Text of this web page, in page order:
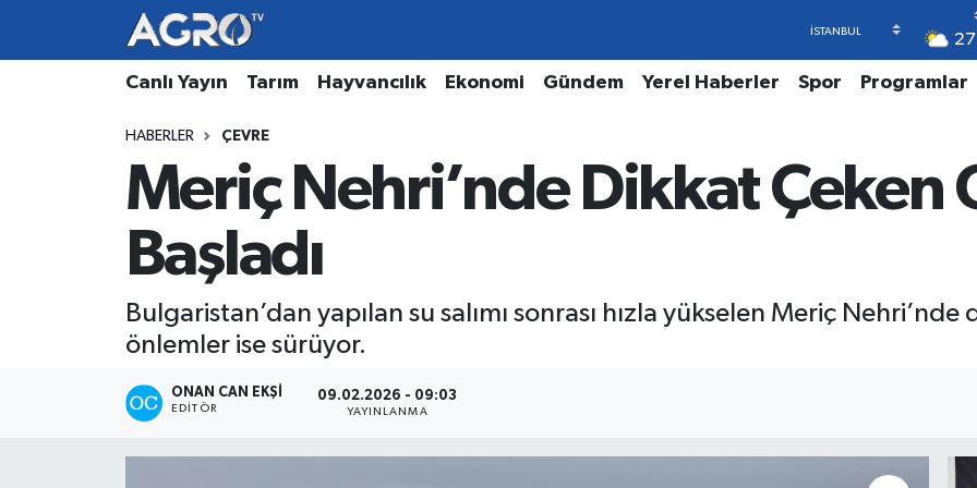
27
Canlı Yayın Tarım Hayvancılık Ekonomi Gündem Yerel Haberler Spor Programlar
HABERLER ÇEVRE
Meriç Nehri’nde Dikkat Çeken
Başladı
Bulgaristan’dan yapılan su salımı sonrası hızla yükselen Meriç
önlemler ise sürüyor.
ONAN CAN EKŞI
EDITÖR
09.02.2026 - 09:03
YAYINLANMA
Hava Durumu
Trafik Durumu
Süper Lig Puan Durumu ve Fikstür
Tüm Manşetler
Son Dakika Haberleri